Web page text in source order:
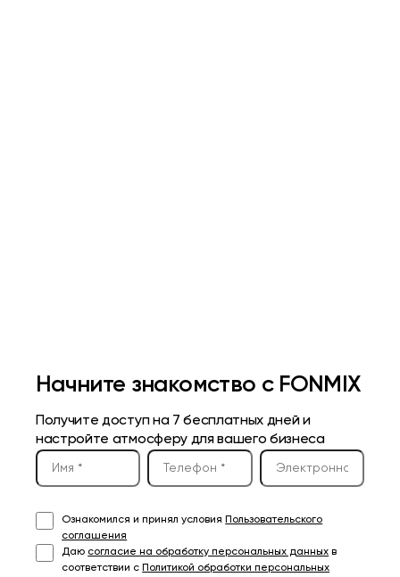
Начните знакомство с FONMIX
Получите доступ на 7 бесплатных дней и
настройте атмосферу для вашего бизнеса
Ознакомился и принял условия Пользовательского
соглашения
Даю согласие на обработку персональных данных в
соответствии с Политикой обработки персональных